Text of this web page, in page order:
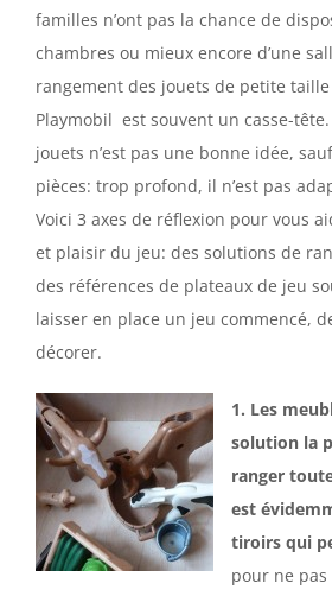
familles n’ont pas la chance de
chambres ou mieux encore d’une
rangement des jouets de petite
Playmobil est souvent un casse-
jouets n’est pas une bonne idée,
pièces: trop profond, il n’est pas
Voici 3 axes de réflexion pour vous
et plaisir du jeu: des solutions de
des références de plateaux de jeu
laisser en place un jeu commencé,
décorer.
1. Les
solution la
ranger
est
tiroirs qui
pour ne